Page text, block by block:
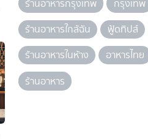
ร้านอาหารกรุงเทพ
กรุงเทพ
ร้านอาหารใกล้ฉัน
ฟู้ดทิปส์
ร้านอาหารในห้าง
อาหารไทย
ร้านอาหาร